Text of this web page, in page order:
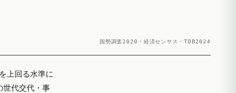
国勢調査2020・経済センサス・TDB2024
上回る水準に
世代交代・事